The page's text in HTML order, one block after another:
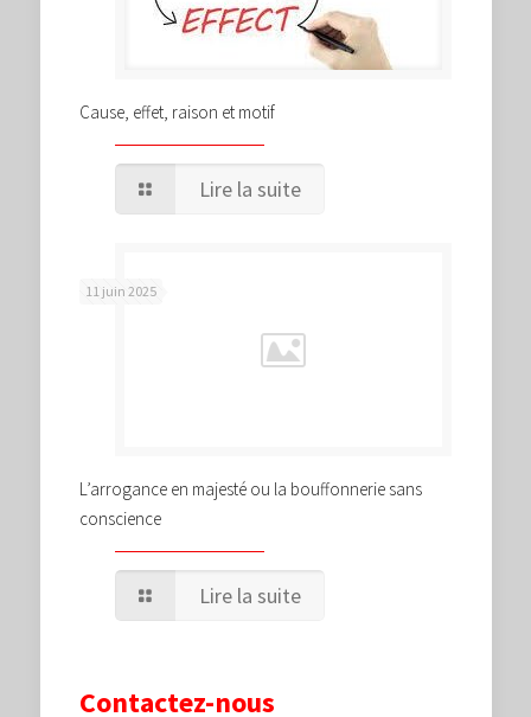
Cause, effet, raison et motif
Lire la suite
11 juin 2025
L’arrogance en majesté ou la bouffonnerie sans
conscience
Lire la suite
Contactez-nous